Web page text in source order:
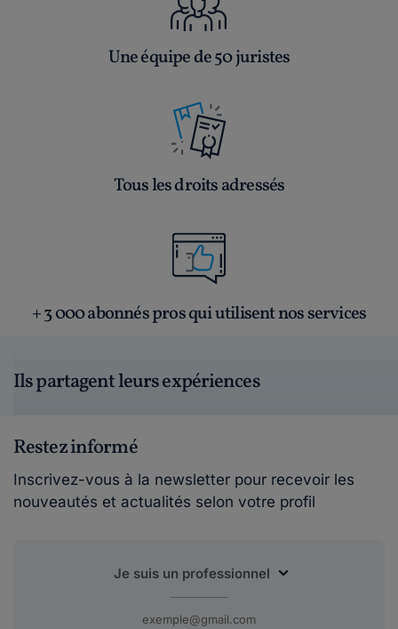
Une équipe de 50 juristes
Tous les droits adressés
+ 3 000 abonnés pros qui utilisent nos services
Ils partagent leurs expériences
Restez informé
Inscrivez-vous à la newsletter pour recevoir les
nouveautés et actualités selon votre profil